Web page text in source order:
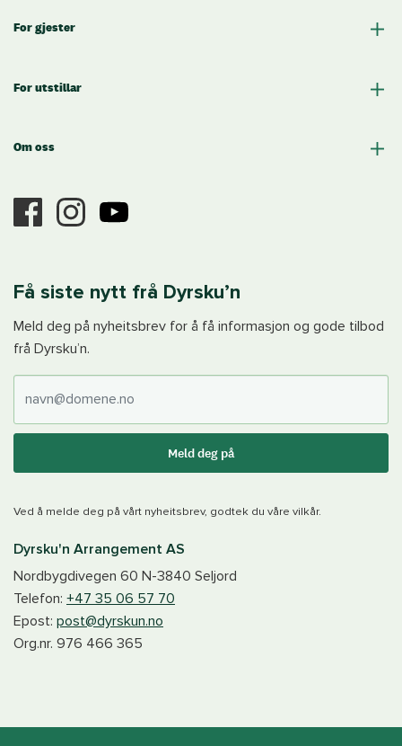
For gjester
For utstillar
Om oss
Få siste nytt frå Dyrsku’n
Meld deg på nyheitsbrev for å få informasjon og gode tilbod
frå Dyrsku’n.
Meld deg på
Ved å melde deg på vårt nyheitsbrev, godtek du våre vilkår.
Dyrsku'n Arrangement AS
Nordbygdivegen 60 N-3840 Seljord
Telefon: +47 35 06 57 70
Epost: post@dyrskun.no
Org.nr. 976 466 365